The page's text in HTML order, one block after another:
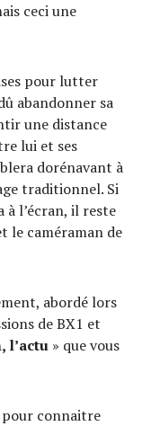
ceci une
pour lutter
abandonner sa
une distance
lui et ses
dorénavant à
traditionnel. Si
l’écran, il reste
le caméraman de
abordé lors
de BX1 et
l’actu » que vous
pour connaitre